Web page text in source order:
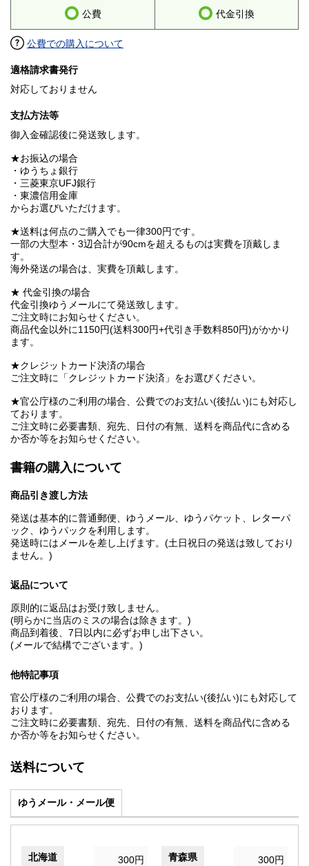
公費 代金引換
公費での購入について
適格請求書発行
対応しておりません
支払方法等
御入金確認後に発送致します。
★お振込の場合
・ゆうちょ銀行
・三菱東京UFJ銀行
・東濃信用金庫
からお選びいただけます。
★送料は何点のご購入でも一律300円です。
一部の大型本・3辺合計が90cmを超えるものは実費を頂戴しま
す。
海外発送の場合は、実費を頂戴します。
★ 代金引換の場合
代金引換ゆうメールにて発送致します。
ご注文時にお知らせください。
商品代金以外に1150円(送料300円+代引き手数料850円)がかかり
ます。
★クレジットカード決済の場合
ご注文時に「クレジットカード決済」をお選びください。
★官公庁様のご利用の場合、公費でのお支払い(後払い)にも対応し
ております。
ご注文時に必要書類、宛先、日付の有無、送料を商品代に含める
か否か等をお知らせください。
書籍の購入について
商品引き渡し方法
発送は基本的に普通郵便、ゆうメール、ゆうパケット、レターパ
ック、ゆうパックを利用します。
発送時にはメールを差し上げます。(土日祝日の発送は致しており
ません。)
返品について
原則的に返品はお受け致しません。
(明らかに当店のミスの場合は除きます。)
商品到着後、7日以内に必ずお申し出下さい。
(メールで結構でございます。)
他特記事項
官公庁様のご利用の場合、公費でのお支払い(後払い)にも対応して
おります。
ご注文時に必要書類、宛先、日付の有無、送料を商品代に含める
か否か等をお知らせください。
送料について
ゆうメール・メール便
北海道 300円 青森県 300円